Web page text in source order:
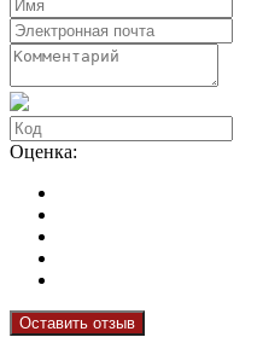
Оценка:
Оставить отзыв